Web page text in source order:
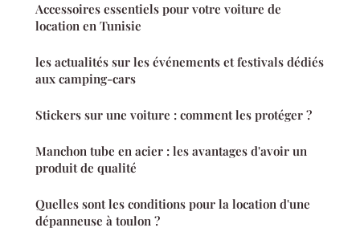
Accessoires essentiels pour votre voiture de
location en Tunisie
les actualités sur les événements et festivals dédiés
aux camping-cars
Stickers sur une voiture : comment les protéger ?
Manchon tube en acier : les avantages d'avoir un
produit de qualité
Quelles sont les conditions pour la location d'une
dépanneuse à toulon ?